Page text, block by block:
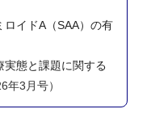
イドA（SAA）の有
態と課題に関する
年3月号）